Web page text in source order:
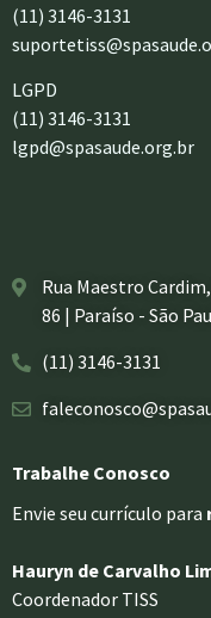
(11) 3146-3131
LGPD
(11) 3146-3131
lgpd@spasaude.org.br
Rua Maestro
86 | Paraíso - São
(11) 3146-3131
Trabalhe Conosco
Envie seu currículo para
Hauryn de Carvalho
Coordenador